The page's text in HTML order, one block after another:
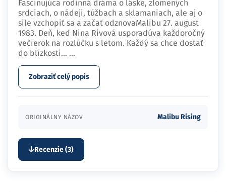
Fascinujúca rodinná dráma o láske, zlomených
srdciach, o nádeji, túžbach a sklamaniach, ale aj o
sile vzchopiť sa a začať odznovaMalibu 27. august
1983. Deň, keď Nina Rivová usporadúva každoročný
večierok na rozlúčku s letom. Každý sa chce dostať
do blízkosti… ...
Zobraziť celý popis
ORIGINÁLNY NÁZOV Malibu Rising
Recenzie (3)